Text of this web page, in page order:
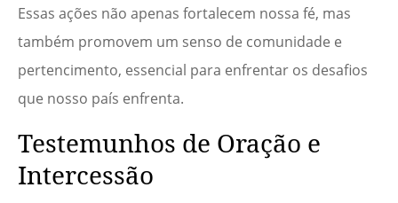
Essas ações não apenas fortalecem nossa fé, mas
também promovem um senso de comunidade e
pertencimento, essencial para enfrentar os desafios
que nosso país enfrenta.
Testemunhos de Oração e
Intercessão